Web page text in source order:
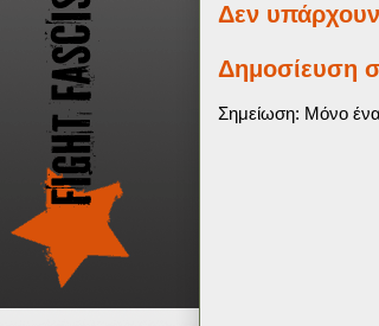
Δεν
Δημοσίευση
Σημείωση: Μόνο ένα